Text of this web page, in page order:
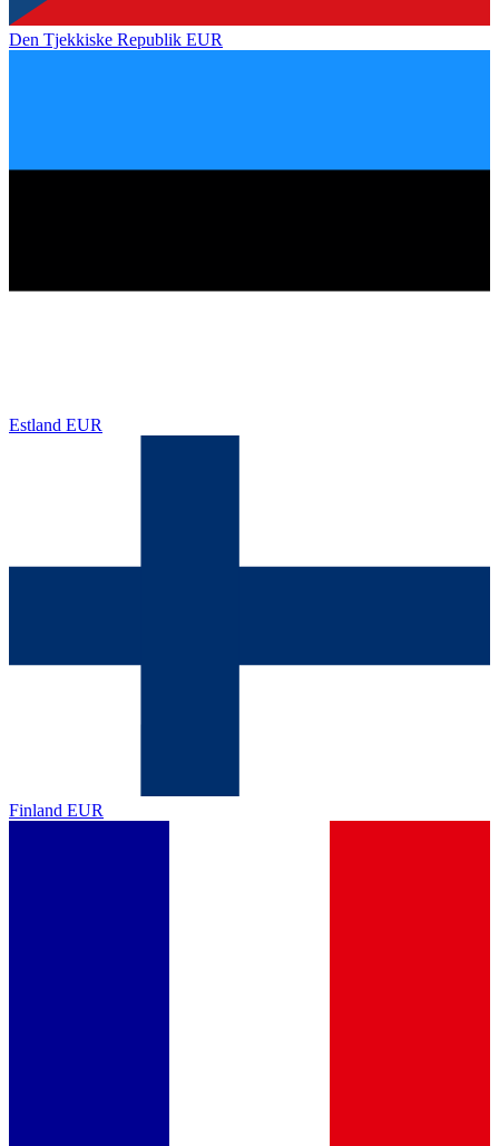
Den Tjekkiske Republik EUR
Estland EUR
Finland EUR